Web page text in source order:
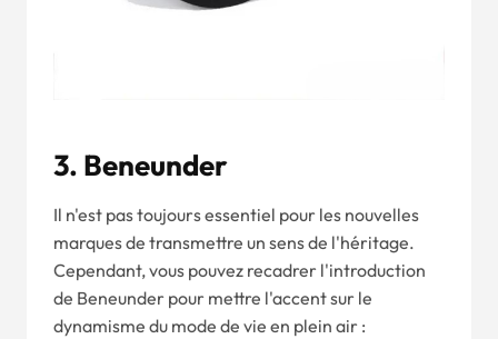
3. Beneunder
Il n'est pas toujours essentiel pour les nouvelles
marques de transmettre un sens de l'héritage.
Cependant, vous pouvez recadrer l'introduction
de Beneunder pour mettre l'accent sur le
dynamisme du mode de vie en plein air :